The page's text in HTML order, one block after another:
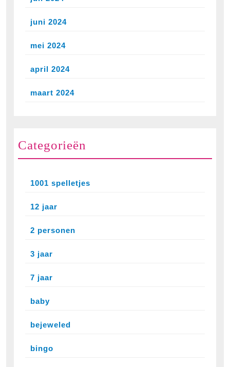
juni 2024
mei 2024
april 2024
maart 2024
Categorieën
1001 spelletjes
12 jaar
2 personen
3 jaar
7 jaar
baby
bejeweled
bingo